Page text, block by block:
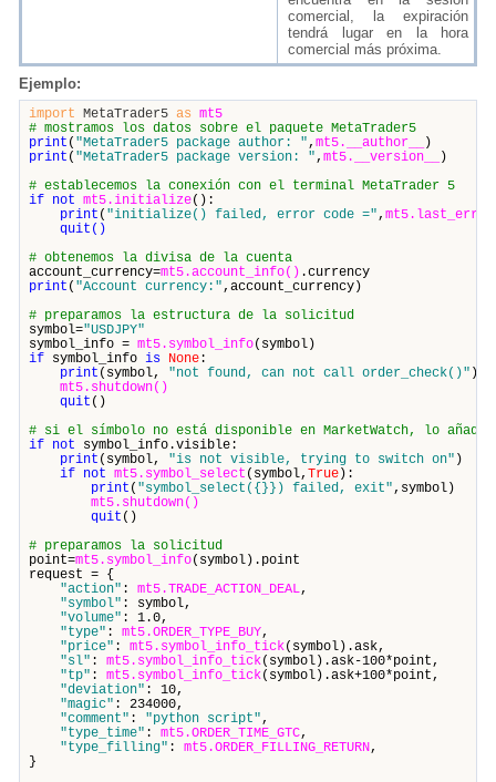
comercial, la expiración
tendrá lugar en la hora
comercial más próxima.
Ejemplo:
import MetaTrader5 as mt5
# mostramos los datos sobre el paquete MetaTrader5
print ( "MetaTrader5 package author: ", mt5.__author__
)
print ( "MetaTrader5 package version: ", mt5.__version__
)
# establecemos la conexión con el terminal MetaTrader 5
if not mt5.initialize():
print ( "initialize() failed, error code =",
quit()
# obtenemos la divisa de la cuenta
account_currency=mt5.account_info() .currency
print ( "Account сurrency:",account_currency)
# preparamos la estructura de la solicitud
symbol="USDJPY"
symbol_info = mt5.symbol_info(symbol)
if symbol_info is None:
print (symbol, "not found, can not call order_check()" )
mt5.shutdown()
quit ()
# si el símbolo no está disponible en MarketWatch, lo
if not symbol_info.visible:
print (symbol, "is not visible, trying to switch on" )
if not mt5.symbol_select (symbol, True ):
print ( "symbol_select({}}) failed, exit",symbol)
mt5.shutdown()
quit ()
# preparamos la solicitud
point=mt5.symbol_info(symbol).point
request = {
"action" : mt5.TRADE_ACTION_DEAL,
"symbol" : symbol,
"volume" : 1.0,
"type" : mt5.ORDER_TYPE_BUY,
"price" : mt5.symbol_info_tick(symbol).ask,
"sl" : mt5.symbol_info_tick(symbol).ask-100*point,
"tp" : mt5.symbol_info_tick(symbol).ask+100*point,
"deviation" : 10,
"magic" : 234000,
"comment" : "python script",
"type_time" : mt5.ORDER_TIME_GTC,
"type_filling" : mt5.ORDER_FILLING_RETURN,
}